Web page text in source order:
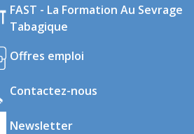
FAST - La Formation Au Sevrage
Tabagique
Offres emploi
Contactez-nous
Newsletter
pour Grand Est Addictions.
correspondant à votre nom